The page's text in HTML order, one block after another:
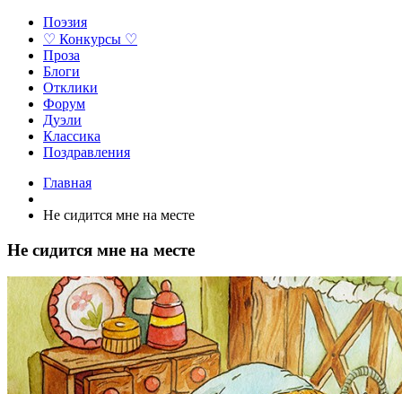
Поэзия
♡ Конкурсы ♡
Проза
Блоги
Отклики
Форум
Дуэли
Классика
Поздравления
Главная
Не сидится мне на месте
Не сидится мне на месте